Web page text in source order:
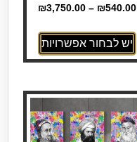
₪540.00
–
₪3,750.00
יש לבחור אפשרויות